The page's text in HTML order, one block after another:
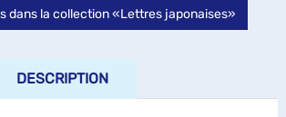
dans la collection «Lettres japonaises»
DESCRIPTION